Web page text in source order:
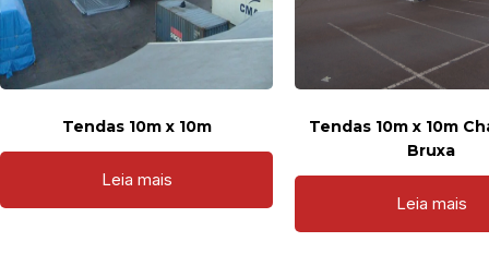
Tendas 10m x 10m
Leia mais
Tendas 10m x 10m
Bruxa
Leia mais